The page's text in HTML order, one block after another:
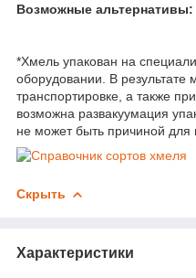
Возможные альтернативы:
*Хмель упакован на
оборудовании. В результате
транспортировке, а также
возможна развакуумация
не может быть причиной для
Скрыть
Характеристики